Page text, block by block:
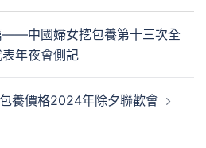
——中國婦女挖包養第十三次全
表年夜會側記
養價格2024年除夕聯歡會